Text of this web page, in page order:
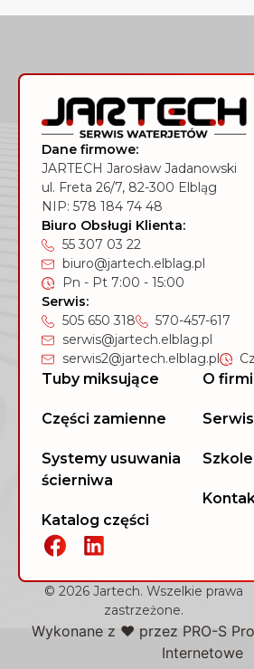
Dane firmowe:
JARTECH Jarosław Jadanowski
ul. Freta 26/7, 82-300 Elbląg
NIP: 578 184 74 48
Biuro Obsługi Klienta:
55 307 03 22
biuro@jartech.elblag.pl
Pn - Pt 7:00 - 15:00
Serwis:
505 650 318
570-457-617
serwis@jartech.elblag.pl
serwis2@jartech.elblag.pl
Tuby miksujące
Części zamienne
Systemy usuwania
ścierniwa
Katalog części
O
Serwis
© 2026 Jartech. Wszelkie prawa
zastrzeżone.
Wykonane z ❤️ przez PRO-S
Internetowe